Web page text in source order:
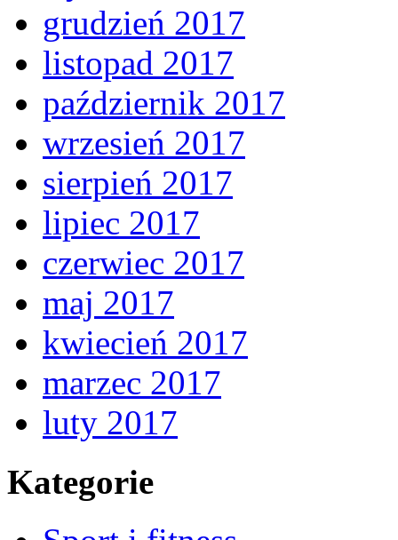
grudzień 2017
listopad 2017
październik 2017
wrzesień 2017
sierpień 2017
lipiec 2017
czerwiec 2017
maj 2017
kwiecień 2017
marzec 2017
luty 2017
Kategorie